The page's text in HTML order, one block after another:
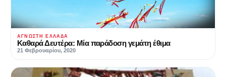
ΆΓΝΩΣΤΗ ΕΛΛΆΔΑ
Καθαρά Δευτέρα: Μία παράδοση γεμάτη έθιμα
21 Φεβρουαρίου, 2020